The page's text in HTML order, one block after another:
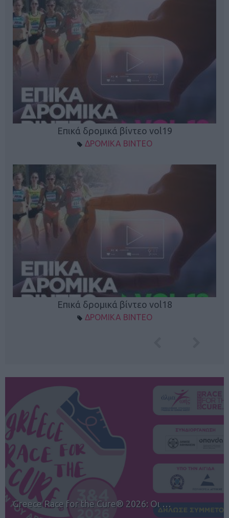
Επικά δρομικά βίντεο vol19
ΔΡΟΜΙΚΑ ΒΙΝΤΕΟ
Επικά δρομικά βίντεο vol18
ΔΡΟΜΙΚΑ ΒΙΝΤΕΟ
Race for the Cure® 2026: Οι …